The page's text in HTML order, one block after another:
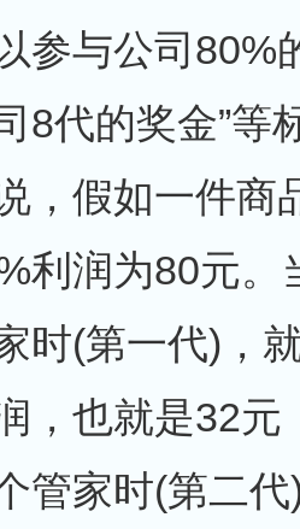
参与公司80%
8代的奖金”等
假如一件商
利润为80元。
时(第一代)，
，也就是32元
管家时(第二